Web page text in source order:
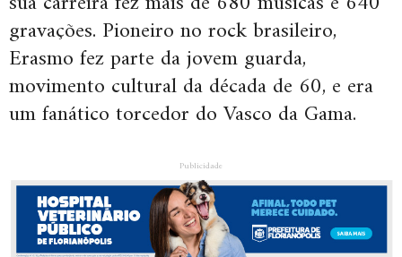
gravações. Pioneiro no rock brasileiro,
Erasmo fez parte da jovem guarda,
movimento cultural da década de 60, e era
um fanático torcedor do Vasco da Gama.
Publicidade